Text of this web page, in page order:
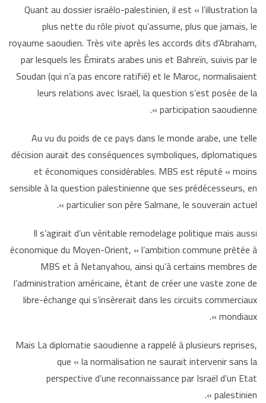
Quant au dossier israélo-palestinien, il est « l’illustration la
plus nette du rôle pivot qu’assume, plus que jamais, le
royaume saoudien. Très vite après les accords dits d’Abraham,
par lesquels les Émirats arabes unis et Bahreïn, suivis par le
Soudan (qui n’a pas encore ratifié) et le Maroc, normalisaient
leurs relations avec Israël, la question s’est posée de la
participation saoudienne ».
Au vu du poids de ce pays dans le monde arabe, une telle
décision aurait des conséquences symboliques, diplomatiques
et économiques considérables. MBS est réputé « moins
sensible à la question palestinienne que ses prédécesseurs, en
particulier son père Salmane, le souverain actuel ».
Il s’agirait d’un véritable remodelage politique mais aussi
économique du Moyen-Orient, « l’ambition commune prêtée à
MBS et à Netanyahou, ainsi qu’à certains membres de
l’administration américaine, étant de créer une vaste zone de
libre-échange qui s’insèrerait dans les circuits commerciaux
mondiaux ».
Mais La diplomatie saoudienne a rappelé à plusieurs reprises,
que « la normalisation ne saurait intervenir sans la
perspective d’une reconnaissance par Israël d’un Etat
palestinien ».